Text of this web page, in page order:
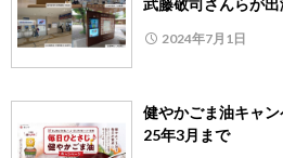
武藤敬司さんらが出
2024年7月1日
健やかごま油キャ
25年3月まで